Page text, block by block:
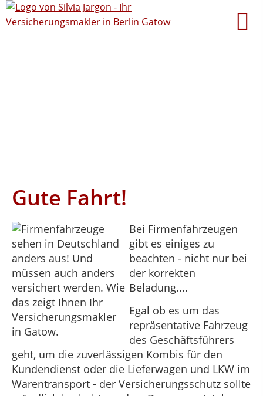
Gute Fahrt!
Bei Firmenfahrzeugen
gibt es einiges zu
beachten - nicht nur bei
der korrekten
Beladung....
Egal ob es um das
repräsentative Fahrzeug
des Geschäftsführers
geht, um die zuverlässigen Kombis für den
Kundendienst oder die Lieferwagen und LKW im
Warentransport - der Versicherungsschutz sollte